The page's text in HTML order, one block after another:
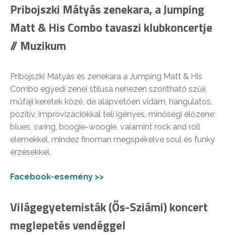
Pribojszki Mátyás zenekara, a Jumping
Matt & His Combo tavaszi klubkoncertje
// Muzikum
Pribojszki Mátyás és zenekara a Jumping Matt & His
Combo egyedi zenei stílusa nehezen szorítható szűk
műfaji keretek közé, de alapvetően vidám, hangulatos,
pozitív, improvizációkkal teli igényes, minőségi élőzene;
blues, swing, boogie-woogie, valamint rock and roll
elemekkel, mindez finoman megspékelve soul és funky
érzésekkel.
Facebook-esemény >>
Világegyetemisták (Ős-Sziámi) koncert
meglepetés vendéggel